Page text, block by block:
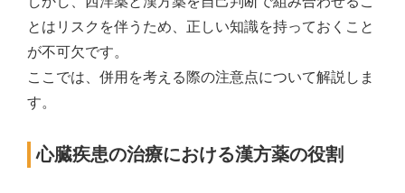
とはリスクを伴うため、正しい知識を持っておくこと
が不可欠です。
ここでは、併用を考える際の注意点について解説しま
す。
心臓疾患の治療における漢方薬の役割